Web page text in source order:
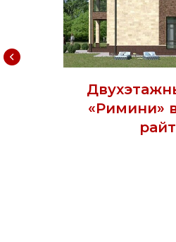
«Римини»
райт